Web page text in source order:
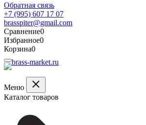
Обратная связь
+7 (995) 607 17 07
brasspiter@gmail.com
Сравнение0
Избранное0
Корзина0
Меню
Каталог товаров